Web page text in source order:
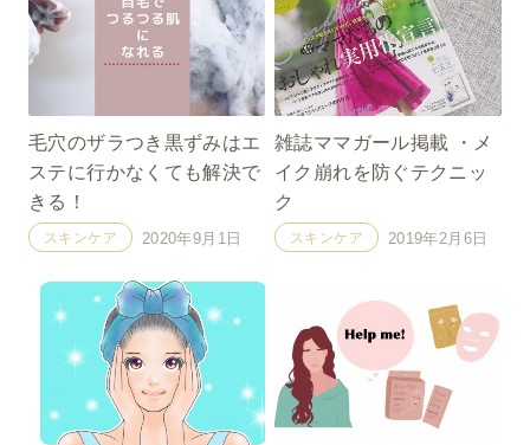
毛穴のザラつき黒ずみはエ
ステに行かなくても解決で
きる！
スキンケア 2020年9月1日
雑誌ママガール掲載 ・メ
イク崩れを防ぐテクニッ
ク
スキンケア 2019年2月6日